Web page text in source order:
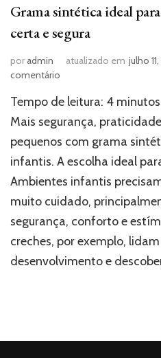
Grama sintética ideal
certa e segura
poradmin atualizado em julho
comentário
sintética
ideal
creches:
escolha
certa
e
segura
Tempo de leitura: 4 minutos
Mais segurança,
pequenos com grama
infantis. A escolha ideal
Ambientes infantis
muito cuidado,
segurança, conforto e
creches, por exemplo,
desenvolvimento e